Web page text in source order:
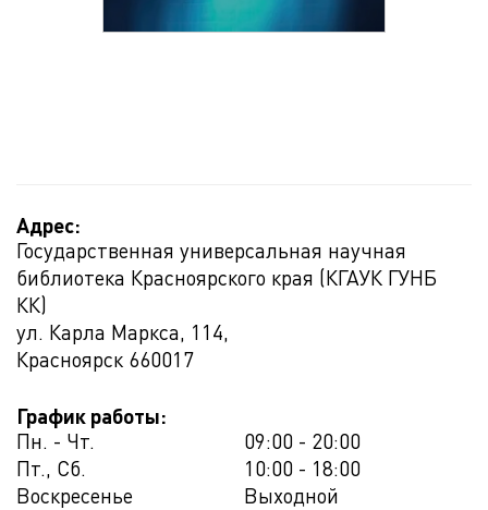
Адрес:
Государственная универсальная научная
библиотека Красноярского края (КГАУК ГУНБ
КК)
ул. Карла Маркса, 114,
Красноярск 660017
График работы:
Пн. - Чт.
09:00 - 20:00
Пт., Сб.
10:00 - 18:00
Воскресенье
Выходной